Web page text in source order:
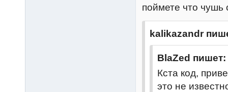
поймете что чушь
kalikazandr
BlaZed пишет:
Кста код,
это не